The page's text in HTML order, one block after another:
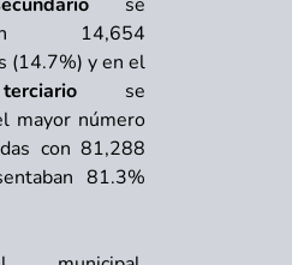
14,654
(14.7%) y en el
se
mayor número
con 81,288
81.3%